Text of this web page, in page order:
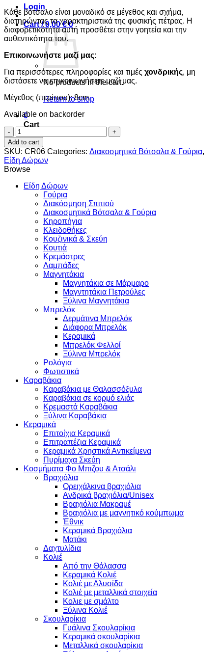
Login
Cart /0,00€ 0
No products in the cart.
Return to shop
0
Cart
Κάθε βότσαλο είναι μοναδικό σε μέγεθος και σχήμα,
διατηρώντας τα χαρακτηριστικά της φυσικής πέτρας. Η
διαφορετικότητα αυτή προσθέτει στην γοητεία και την
αυθεντικότητα του.
Επικοινωνήστε μαζί μας:
Για περισσότερες πληροφορίες και τιμές χονδρικής, μη
διστάσετε να επικοινωνήσετε μαζί μας.
Μέγεθος (περίπου): 8cm
Available on backorder
Γούρι
βότσαλο
με
μοτίφ
χρυσό
φύλλο
quantity
Add to cart
SKU: CR06 Categories: Διακοσμητικά Βότσαλα & Γούρια,
Είδη Δώρων
Browse
Είδη Δώρων
Γούρια
Διακόσμηση Σπιτιού
Διακοσμητικά Βότσαλα & Γούρια
Κηροπήγια
Κλειδοθήκες
Κουζινικά & Σκεύη
Κουτιά
Κρεμάστρες
Λαμπάδες
Μαγνητάκια
Μαγνητάκια σε Μάρμαρο
Μαγντητάκια Πετρούλες
Ξύλινα Μαγνητάκια
Μπρελόκ
Δερμάτινα Μπρελόκ
Διάφορα Μπρελόκ
Κεραμικά
Μπρελόκ Φελλοί
Ξύλινα Μπρελόκ
Ρολόγια
Φωτιστικά
Καραβάκια
Καραβάκια με Θαλασσόξυλα
Καραβάκια σε κορμό ελιάς
Κρεμαστά Καραβάκια
Ξύλινα Καραβάκια
Κεραμικά
Επιτοίχια Κεραμικά
Επιτραπέζια Κεραμικά
Κεραμικά Χρηστικά Αντικείμενα
Πυρίμαχα Σκεύη
Κοσμήματα Φο Μπιζου & Ατσάλι
Βραχιόλια
Oρειχάλκινα βραχιόλια
Ανδρικά βραχιόλια/Unisex
Βραχιόλια Μακραμέ
Βραχιόλια με μαγνητικό κούμπωμα
Έθνικ
Κεραμικά Βραχιόλια
Ματάκι
Δαχτυλίδια
Κολιέ
Από την Θάλασσα
Κεραμικά Κολιέ
Κολιέ με Αλυσίδα
Κολιέ με μεταλλικά στοιχεία
Κολιε με σμάλτο
Ξύλινα Κολιέ
Σκουλαρίκια
Γυάλινα Σκουλαρίκια
Κεραμικά σκουλαρίκια
Μεταλλικά σκουλαρίκια